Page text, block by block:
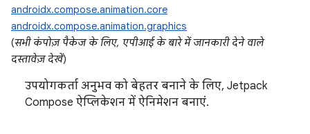
androidx.compose.animation.core
androidx.compose.animation.graphics
(सभी कंपोज़ पैकेज के लिए, एपीआई के बारे में जानकारी देने वाले
दस्तावेज़ देखें)
उपयोगकर्ता अनुभव को बेहतर बनाने के लिए, Jetpack
Compose ऐप्लिकेशन में ऐनिमेशन बनाएं.